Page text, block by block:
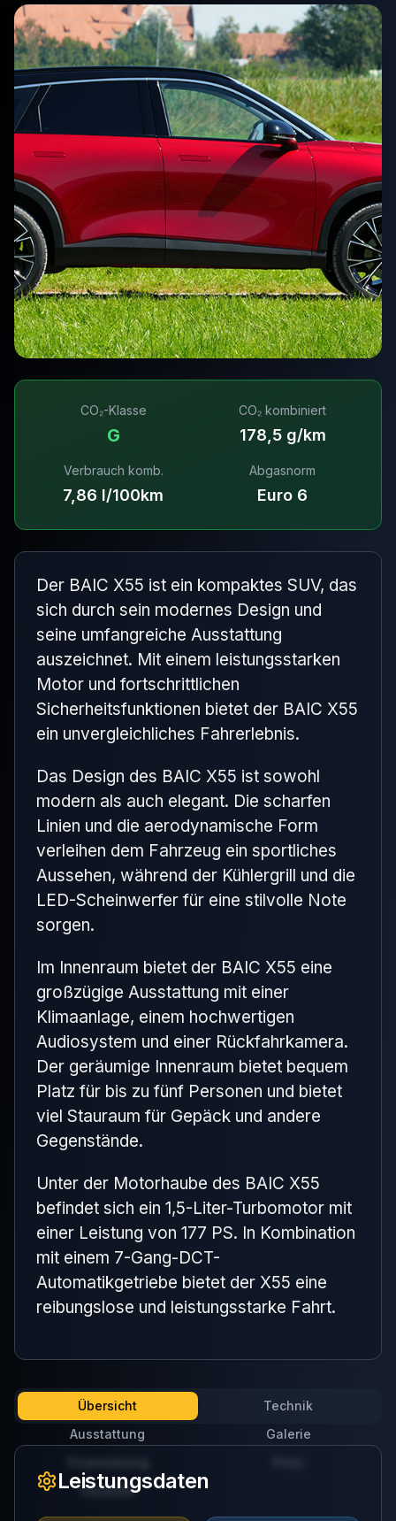
CO₂-Klasse
G
CO₂ kombiniert
178,5 g/km
Verbrauch komb.
7,86 l/100km
Abgasnorm
Euro 6
Der BAIC X55 ist ein kompaktes SUV, das
sich durch sein modernes Design und
seine umfangreiche Ausstattung
auszeichnet. Mit einem leistungsstarken
Motor und fortschrittlichen
Sicherheitsfunktionen bietet der BAIC X55
ein unvergleichliches Fahrerlebnis.
Das Design des BAIC X55 ist sowohl
modern als auch elegant. Die scharfen
Linien und die aerodynamische Form
verleihen dem Fahrzeug ein sportliches
Aussehen, während der Kühlergrill und die
LED-Scheinwerfer für eine stilvolle Note
sorgen.
Im Innenraum bietet der BAIC X55 eine
großzügige Ausstattung mit einer
Klimaanlage, einem hochwertigen
Audiosystem und einer Rückfahrkamera.
Der geräumige Innenraum bietet bequem
Platz für bis zu fünf Personen und bietet
viel Stauraum für Gepäck und andere
Gegenstände.
Unter der Motorhaube des BAIC X55
befindet sich ein 1,5-Liter-Turbomotor mit
einer Leistung von 177 PS. In Kombination
mit einem 7-Gang-DCT-
Automatikgetriebe bietet der X55 eine
reibungslose und leistungsstarke Fahrt.
Übersicht
Technik
Ausstattung
Galerie
Garantie
Leistungsdaten